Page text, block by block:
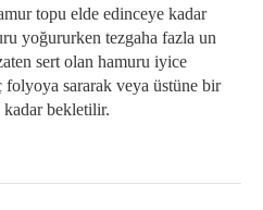
topu elde edinceye kadar
yoğururken tezgaha fazla un
sert olan hamuru iyice
folyoya sararak veya üstüne bir
bekletilir.